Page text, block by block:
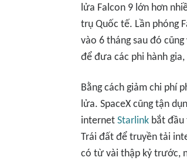
lửa Falcon 9 lớn hơn
trụ Quốc tế. Lần phóng
vào 6 tháng sau đó
để đưa các phi hành
Bằng cách giảm chi phí
lửa. SpaceX cũng tận
internet Starlink bắt đầu
Trái đất để truyền tải
có từ vài thập kỷ trước,